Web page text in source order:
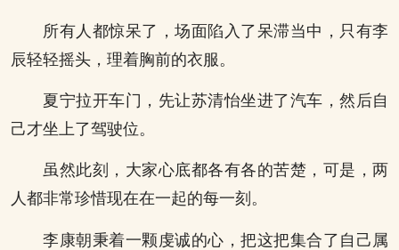
所有人都惊呆了，场面陷入了呆滞当中，只有李
辰轻轻摇头，理着胸前的衣服。
夏宁拉开车门，先让苏清怡坐进了汽车，然后自
己才坐上了驾驶位。
虽然此刻，大家心底都各有各的苦楚，可是，两
人都非常珍惜现在在一起的每一刻。
李康朝秉着一颗虔诚的心，把这把集合了自己属